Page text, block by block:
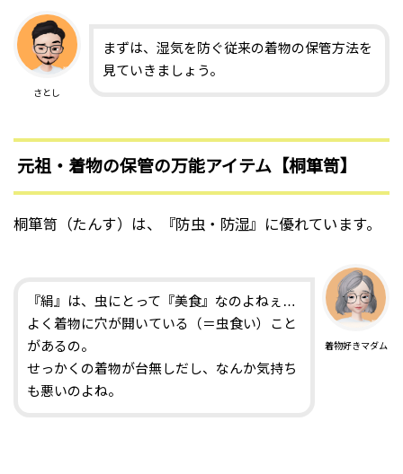
さとし
まずは、湿気を防ぐ従来の着物の保管方法を
見ていきましょう。
元祖・着物の保管の万能アイテム【桐箪笥】
桐箪笥（たんす）は、『防虫・防湿』に優れています。
着物好きマダム
『絹』は、虫にとって『美食』なのよねぇ…
よく着物に穴が開いている（＝虫食い）こと
があるの。
せっかくの着物が台無しだし、なんか気持ち
も悪いのよね。